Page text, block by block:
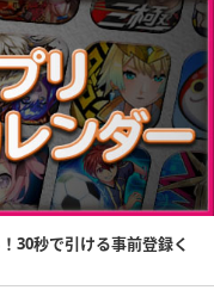
30秒で引ける事前登録く